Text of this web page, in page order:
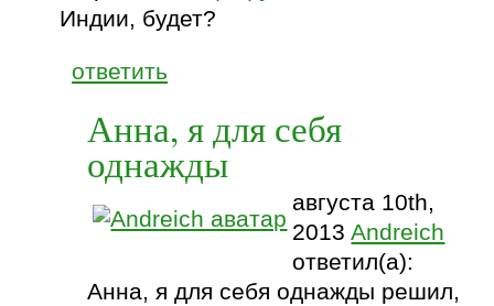
Индии, будет?
ответить
Анна, я для себя
однажды
августа 10th,
2013Andreich
ответил(а):
Анна, я для себя однажды решил,